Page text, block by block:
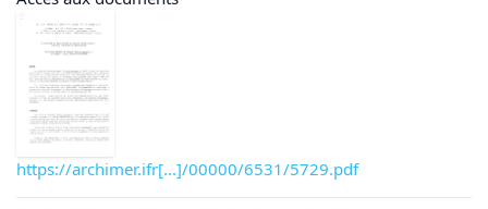
https://archimer.ifr[...]/00000/6531/5729.pdf